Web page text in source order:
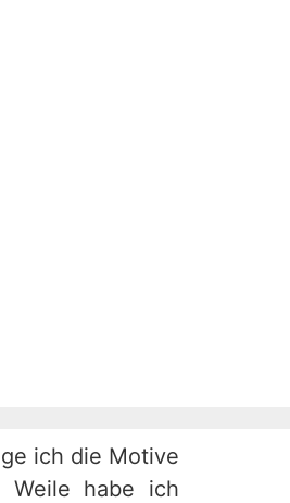
ich die Motive
Weile habe ich